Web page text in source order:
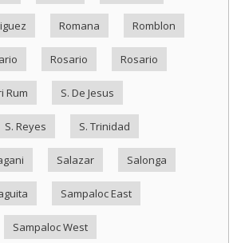
Romana Romblon
Rosario Rosario
Rum S. De Jesus
S. Reyes S. Trinidad
Salazar Salonga
Sampaloc East
Sampaloc West